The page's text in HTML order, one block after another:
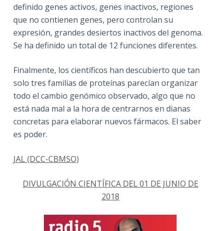
definido genes activos, genes inactivos, regiones
que no contienen genes, pero controlan su
expresión, grandes desiertos inactivos del genoma.
Se ha definido un total de 12 funciones diferentes.
Finalmente, los científicos han descubierto que tan
solo tres familias de proteínas parecían organizar
todo el cambio genómico observado, algo que no
está nada mal a la hora de centrarnos en dianas
concretas para elaborar nuevos fármacos. El saber
es poder.
JAL (DCC-CBMSO)
DIVULGACIÓN CIENTÍFICA DEL 01 DE JUNIO DE
2018